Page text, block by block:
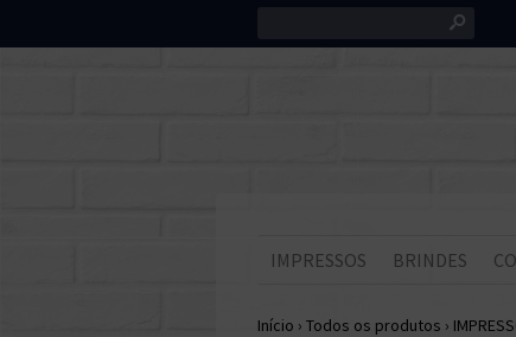
s
IMPRESSOS BRINDES
Início › Todos os produtos ›